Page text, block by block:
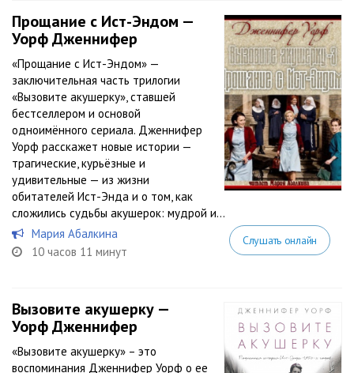
Прощание с Ист-Эндом —
Уорф Дженнифер
«Прощание с Ист-Эндом» —
заключительная часть трилогии
«Вызовите акушерку», ставшей
бестселлером и основой
одноимённого сериала. Дженнифер
Уорф расскажет новые истории —
трагические, курьёзные и
удивительные — из жизни
обитателей Ист-Энда и о том, как
сложились судьбы акушерок: мудрой и...
Мария Абалкина
10 часов 11 минут
Слушать онлайн
Вызовите акушерку —
Уорф Дженнифер
«Вызовите акушерку» – это
воспоминания Дженнифер Уорф о ее